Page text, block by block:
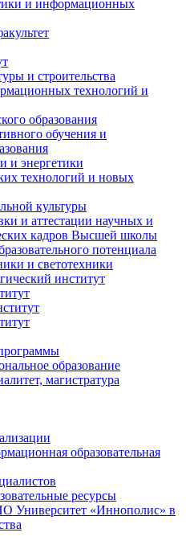
и информационных
и строительства
технологий и
образования
обучения и
и энергетики
технологий и новых
культуры
и аттестации научных и
кадров Высшей школы
потенциала
и светотехники
институт
образование
магистратура
образовательная
ресурсы
Университет «Иннополис» в